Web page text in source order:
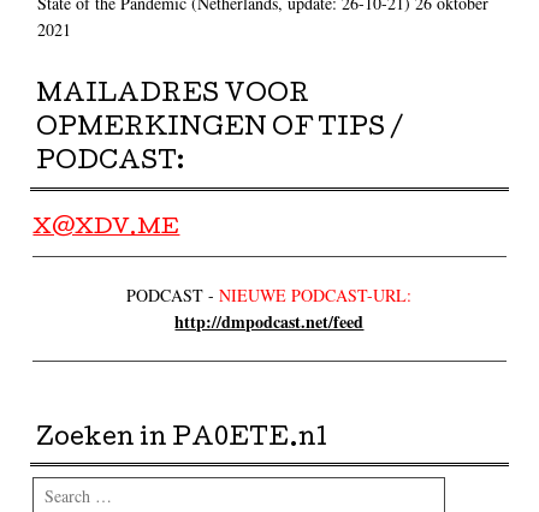
2021
MAILADRES VOOR
OPMERKINGEN OF TIPS /
PODCAST:
X@XDV.ME
PODCAST -NIEUWE PODCAST-URL:
http://dmpodcast.net/feed
Zoeken in PA0ETE.nl
Search